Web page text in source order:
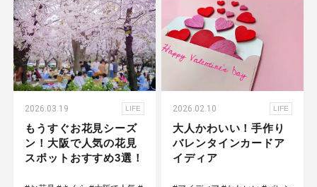
2026.03.19 LIFE
もうすぐお花見シーズ
ン！大阪で人気の花見
スポットおすすめ3選！
2026.02.10 LIFE
大人かわいい！手作り
バレンタインカードア
イディア